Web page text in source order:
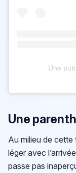
Une
Une
Au milieu de cette
léger avec
passe pas